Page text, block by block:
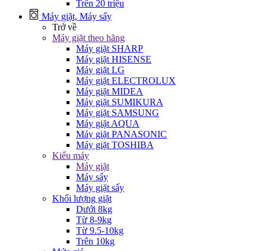
Trên 20 triệu
Máy giặt, Máy sấy
Trở về
Máy giặt theo hãng
Máy giặt SHARP
Máy giặt HISENSE
Máy giặt LG
Máy giặt ELECTROLUX
Máy giặt MIDEA
Máy giặt SUMIKURA
Máy giặt SAMSUNG
Máy giặt AQUA
Máy giặt PANASONIC
Máy giặt TOSHIBA
Kiểu máy
Máy giặt
Máy sấy
Máy giặt sấy
Khối lượng giặt
Dưới 8kg
Từ 8-9kg
Từ 9.5-10kg
Trên 10kg